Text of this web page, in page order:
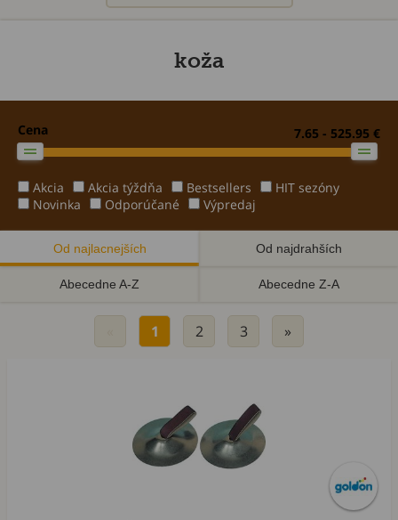
koža
Cena 7.65 - 525.95 €
Akcia Akcia týždňa Bestsellers
HIT sezóny
Novinka
Odporúčané Výpredaj
Od najlacnejších Od najdrahších
Abecedne A-Z Abecedne Z-A
1 2 3 »